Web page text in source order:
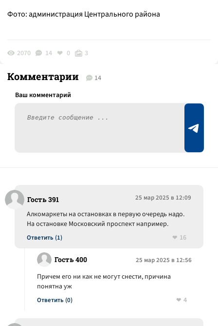
Фото: администрация Центрального района
2070 14 0 3
Комментарии 14
Гость 391 25 мар 2025 в 12:09
Ответить (1)
Алкомаркеты на остановках в первую очередь надо.
На остановке Московский проспект например.
16
Гость 400 25 мар 2025 в 12:56
Ответить (0)
Причем его ни как не могут снести, причина
понятна уж
4